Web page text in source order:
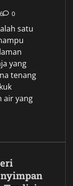
0
satu
yang
tenang
air yang